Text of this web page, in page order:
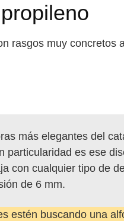
rasgos muy concretos
más elegantes del
particularidad es ese
con cualquier tipo de
de 6 mm.
estén buscando una